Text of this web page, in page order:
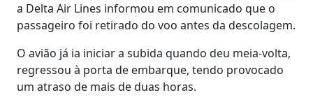
a Delta Air Lines informou em comunicado que o
passageiro foi retirado do voo antes da descolagem.
O avião já ia iniciar a subida quando deu meia-volta,
regressou à porta de embarque, tendo provocado
um atraso de mais de duas horas.